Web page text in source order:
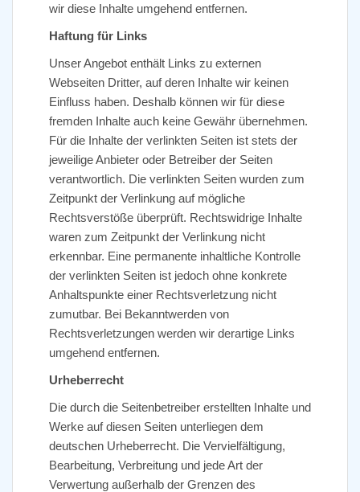
wir diese Inhalte umgehend entfernen.
Haftung für Links
Unser Angebot enthält Links zu externen
Webseiten Dritter, auf deren Inhalte wir keinen
Einfluss haben. Deshalb können wir für diese
fremden Inhalte auch keine Gewähr übernehmen.
Für die Inhalte der verlinkten Seiten ist stets der
jeweilige Anbieter oder Betreiber der Seiten
verantwortlich. Die verlinkten Seiten wurden zum
Zeitpunkt der Verlinkung auf mögliche
Rechtsverstöße überprüft. Rechtswidrige Inhalte
waren zum Zeitpunkt der Verlinkung nicht
erkennbar. Eine permanente inhaltliche Kontrolle
der verlinkten Seiten ist jedoch ohne konkrete
Anhaltspunkte einer Rechtsverletzung nicht
zumutbar. Bei Bekanntwerden von
Rechtsverletzungen werden wir derartige Links
umgehend entfernen.
Urheberrecht
Die durch die Seitenbetreiber erstellten Inhalte und
Werke auf diesen Seiten unterliegen dem
deutschen Urheberrecht. Die Vervielfältigung,
Bearbeitung, Verbreitung und jede Art der
Verwertung außerhalb der Grenzen des